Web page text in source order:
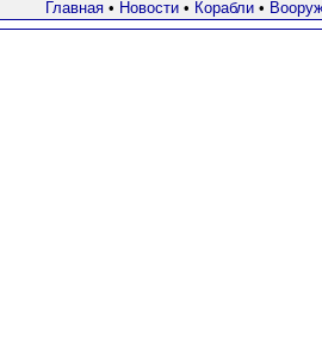
Главная• Новости• Корабли•